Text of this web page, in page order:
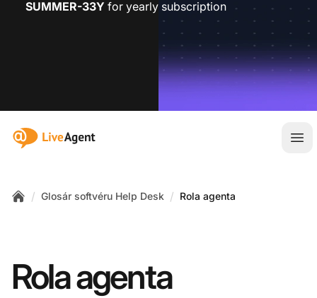
SUMMER-33Y for yearly subscription
:site.title
/ Glosár softvéru Help Desk / Rola agenta
Rola agenta